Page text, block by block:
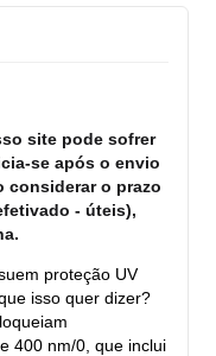
site pode sofrer
se após o envio
considerar o prazo
- úteis),
proteção UV
isso quer dizer?
400 nm/0, que inclui